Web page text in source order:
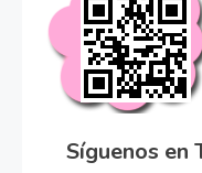
Síguenos en